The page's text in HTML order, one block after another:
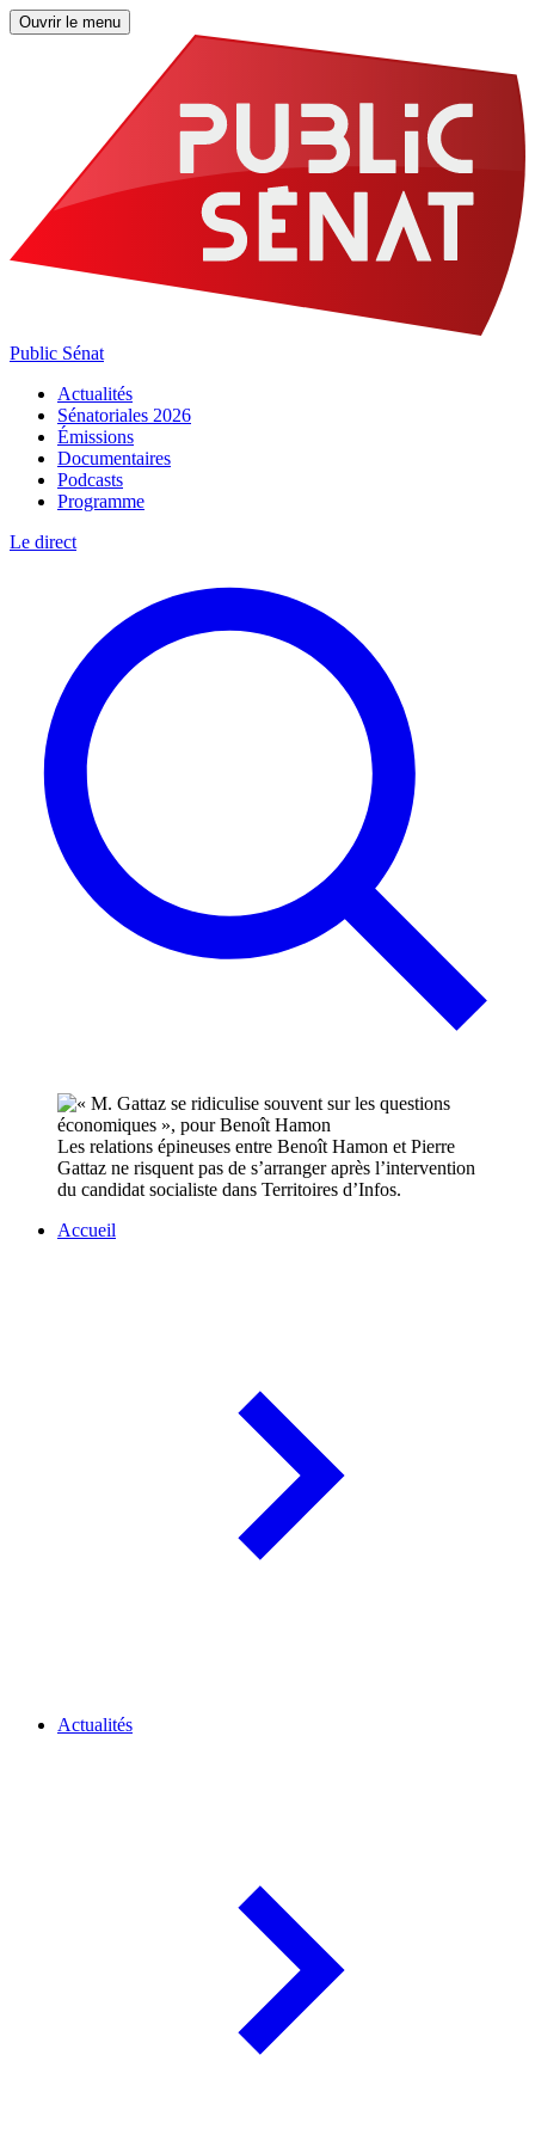
Ouvrir le menu
Public Sénat
Actualités
Sénatoriales 2026
Émissions
Documentaires
Podcasts
Programme
Le direct
Les relations épineuses entre Benoît Hamon et Pierre
Gattaz ne risquent pas de s’arranger après l’intervention
du candidat socialiste dans Territoires d’Infos.
Accueil
Actualités